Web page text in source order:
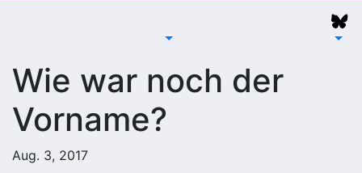
Wie war noch der
Vorname?
Aug. 3, 2017